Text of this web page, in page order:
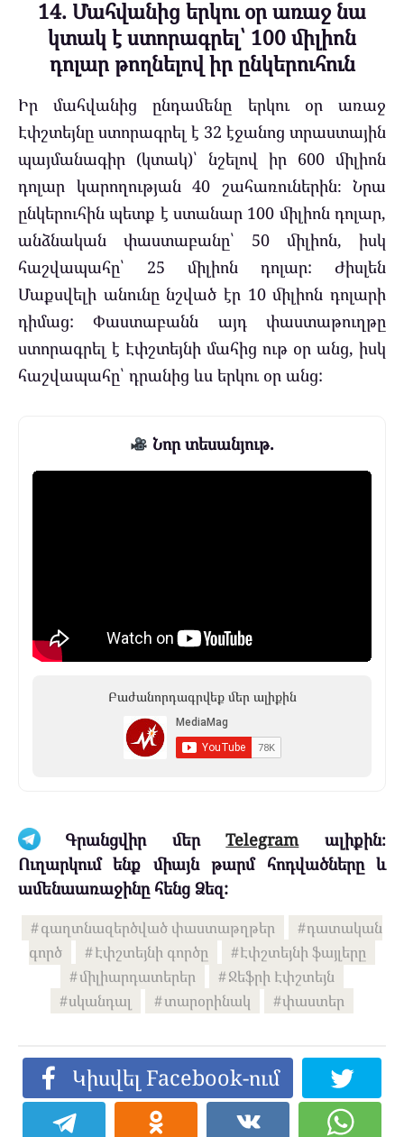
14. Մահվանից երկու օր առաջ նա
կտակ է ստորագրել՝ 100 միլիոն
դոլար թողնելով իր ընկերուհուն
Իր մահվանից ընդամենը երկու օր առաջ
Էփշտեյնը ստորագրել է 32 էջանոց տրաստային
պայմանագիր (կտակ)՝ նշելով իր 600 միլիոն
դոլար կարողության 40 շահառուներին։ Նրա
ընկերուհին պետք է ստանար 100 միլիոն դոլար,
անձնական փաստաբանը՝ 50 միլիոն, իսկ
հաշվապահը՝ 25 միլիոն դոլար: Ժիսլեն
Մաքսվելի անունը նշված էր 10 միլիոն դոլարի
դիմաց: Փաստաբանն այդ փաստաթուղթը
ստորագրել է Էփշտեյնի մահից ութ օր անց, իսկ
հաշվապահը՝ դրանից ևս երկու օր անց:
Նոր տեսանյութ.
Բաժանորդագրվեք մեր ալիքին
Գրանցվիր մերTelegramալիքին։
Ուղարկում ենք միայն թարմ հոդվածները և
ամենաառաջինը հենց Ձեզ:
գաղտնազերծված փաստաթղթեր
դատական
գործ
Էփշտեյնի գործը
Էփշտեյնի ֆայլերը
միլիարդատերեր
Ջեֆրի Էփշտեյն
սկանդալ
տարօրինակ փաստեր
Կիսվել Facebook-ում